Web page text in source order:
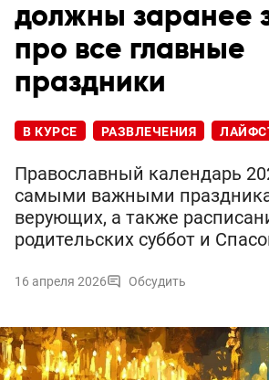
должны заранее
про все главные
праздники
В КУРСЕ РАЗВЛЕЧЕНИЯ
Православный календарь
самыми важными
верующих, а также
родительских суббот и
16 апреля 2026 Обсудить